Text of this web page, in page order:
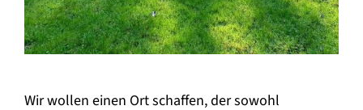
Wir wollen einen Ort schaffen, der sowohl